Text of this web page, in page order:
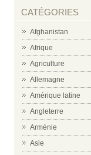
CATÉGORIES
Afghanistan
Afrique
Agriculture
Allemagne
Amérique latine
Angleterre
Arménie
Asie